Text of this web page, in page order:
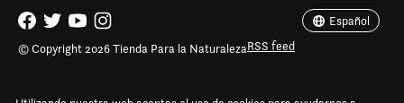
© Copyright 2026 Tienda Para la NaturalezaRSS feed
Español